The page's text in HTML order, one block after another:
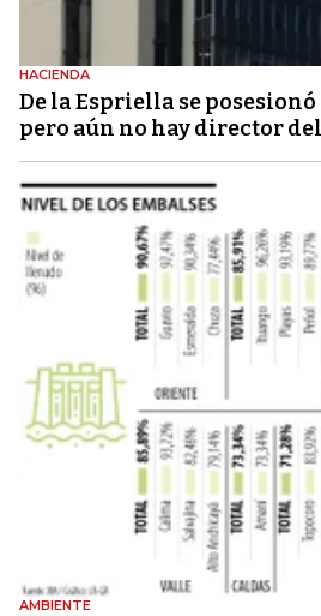
HACIENDA
De la Espriella se
pero aún no hay director
AMBIENTE